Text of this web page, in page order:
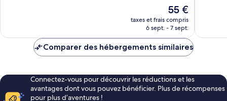
Le
nouveau
prix
de
55 €
taxes et frais compris
6 sept. - 7 sept.
Comparer des hébergements similaires
Connectez-vous pour découvrir les réductions et les
avantages dont vous pouvez bénéficier. Plus de récompenses
pour plus d’aventures !